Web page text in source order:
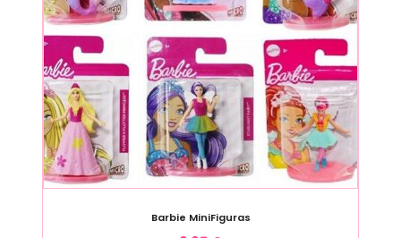
Barbie MiniFiguras